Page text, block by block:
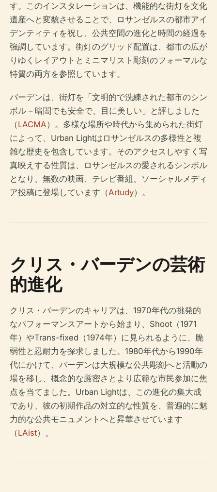
す。このインスタレーションは、機能的な街灯を文化
遺産へと変貌させることで、ロサンゼルスの都市アイ
デンティティを祝し、公共空間の進化と時間の経過を
強調しています。街灯のグリッド配置は、都市の広が
りゆくレイアウトとミニマリスト彫刻のフォーマルな
特質の両方を参照しています。
バーデンは、街灯を「文明的で洗練された都市のシン
ボル – 暗闇でも安全で、目に美しい」と評しました
（LACMA）。多様な場所や時代から集められた街灯
によって、Urban Lightはロサンゼルスの多様性と複
雑な歴史を包含しています。そのアクセスしやすく写
真映えする性質は、ロサンゼルスの愛されるシンボル
となり、無数の映画、テレビ番組、ソーシャルメディ
ア投稿に登場しています（Artudy）。
クリス・バーデンの芸術
的進化
クリス・バーデンのキャリアは、1970年代の挑発的
なパフォーマンスアートから始まり、 Shoot （1971
年）やTrans-fixed （1974年）に見られるように、脆
弱性と忍耐力を探求しました。1980年代から1990年
代にかけて、バーデンは大規模な公共彫刻へと活動の
場を移し、概念的な厳密さとより広範な市民参加に焦
点を当てました。Urban Lightは、この進化の集大成
であり、彼の初期作品の対立的な性質を、普遍的に魅
力的な公共モニュメントへと昇華させています
（LAist）。